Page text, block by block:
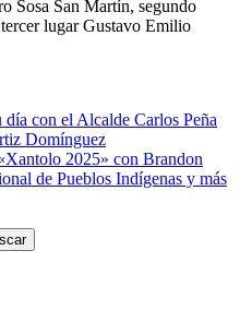
Sosa San Martín, segundo
lugar Gustavo Emilio
día con el Alcalde Carlos Peña
Domínguez
2025» con Brandon
de Pueblos Indígenas y más